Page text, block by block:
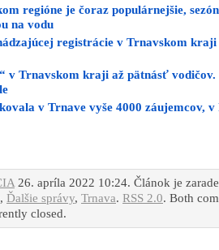
regióne je čoraz populárnejšie,
na vodu
registrácie v Trnavskom kraji
v Trnavskom kraji až pätnásť
v Trnave vyše 4000 záujemcov,
26. apríla 2022 10:24. Článok je
, Ďalšie správy, Trnava. RSS 2.0. Both
closed.